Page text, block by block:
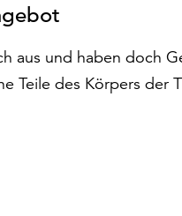
aus und haben doch
Teile des Körpers der